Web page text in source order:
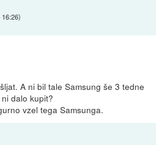
16:26)
A ni bil tale Samsung še 3 tedne
dalo kupit?
vzel tega Samsunga.